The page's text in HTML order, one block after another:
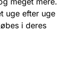
uge efter uge
i deres